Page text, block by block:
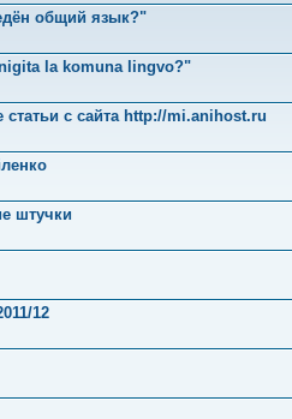
общий язык?"
la komuna lingvo?"
с сайта http://mi.anihost.ru
штучки
12